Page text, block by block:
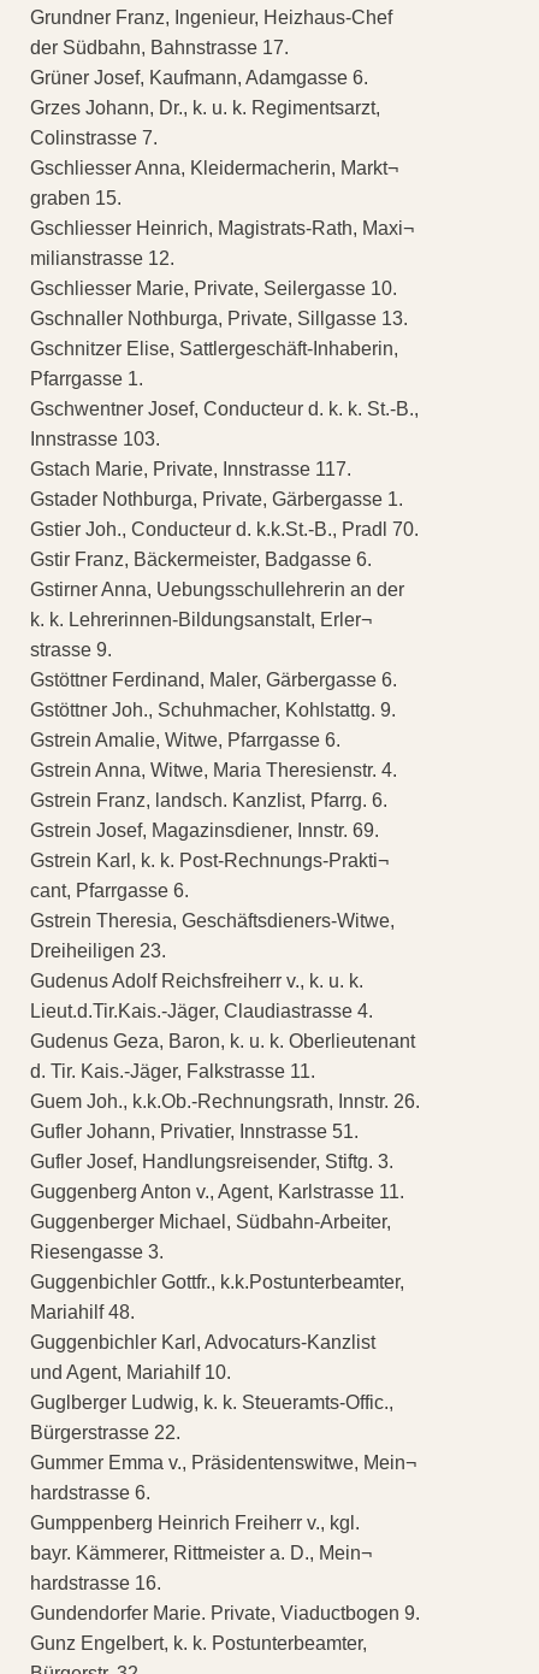
Grundner Franz, Ingenieur, Heizhaus-Chef
der Südbahn, Bahnstrasse 17.
Grüner Josef, Kaufmann, Adamgasse 6.
Grzes Johann, Dr., k. u. k. Regimentsarzt,
Colinstrasse 7.
Gschliesser Anna, Kleidermacherin, Markt¬
graben 15.
Gschliesser Heinrich, Magistrats-Rath, Maxi¬
milianstrasse 12.
Gschliesser Marie, Private, Seilergasse 10.
Gschnaller Nothburga, Private, Sillgasse 13.
Gschnitzer Elise, Sattlergeschäft-Inhaberin,
Pfarrgasse 1.
Gschwentner Josef, Conducteur d. k. k. St.-B.,
Innstrasse 103.
Gstach Marie, Private, Innstrasse 117.
Gstader Nothburga, Private, Gärbergasse 1.
Gstier Joh., Conducteur d. k.k.St.-B., Pradl 70.
Gstir Franz, Bäckermeister, Badgasse 6.
Gstirner Anna, Uebungsschullehrerin an der
k. k. Lehrerinnen-Bildungsanstalt, Erler¬
strasse 9.
Gstöttner Ferdinand, Maler, Gärbergasse 6.
Gstöttner Joh., Schuhmacher, Kohlstattg. 9.
Gstrein Amalie, Witwe, Pfarrgasse 6.
Gstrein Anna, Witwe, Maria Theresienstr. 4.
Gstrein Franz, landsch. Kanzlist, Pfarrg. 6.
Gstrein Josef, Magazinsdiener, Innstr. 69.
Gstrein Karl, k. k. Post-Rechnungs-Prakti¬
cant, Pfarrgasse 6.
Gstrein Theresia, Geschäftsdieners-Witwe,
Dreiheiligen 23.
Gudenus Adolf Reichsfreiherr v., k. u. k.
Lieut.d.Tir.Kais.-Jäger, Claudiastrasse 4.
Gudenus Geza, Baron, k. u. k. Oberlieutenant
d. Tir. Kais.-Jäger, Falkstrasse 11.
Guem Joh., k.k.Ob.-Rechnungsrath, Innstr. 26.
Gufler Johann, Privatier, Innstrasse 51.
Gufler Josef, Handlungsreisender, Stiftg. 3.
Guggenberg Anton v., Agent, Karlstrasse 11.
Guggenberger Michael, Südbahn-Arbeiter,
Riesengasse 3.
Guggenbichler Gottfr., k.k.Postunterbeamter,
Mariahilf 48.
Guggenbichler Karl, Advocaturs-Kanzlist
und Agent, Mariahilf 10.
Guglberger Ludwig, k. k. Steueramts-Offic.,
Bürgerstrasse 22.
Gummer Emma v., Präsidentenswitwe, Mein¬
hardstrasse 6.
Gumppenberg Heinrich Freiherr v., kgl.
bayr. Kämmerer, Rittmeister a. D., Mein¬
hardstrasse 16.
Gundendorfer Marie. Private, Viaductbogen 9.
Gunz Engelbert, k. k. Postunterbeamter,